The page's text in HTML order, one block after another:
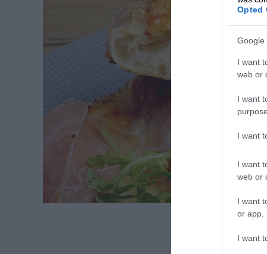
Opted
Google
I want
web or
I want
I want
I want
web or
I want
or app.
I want